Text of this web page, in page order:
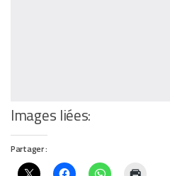
Images liées:
Partager :